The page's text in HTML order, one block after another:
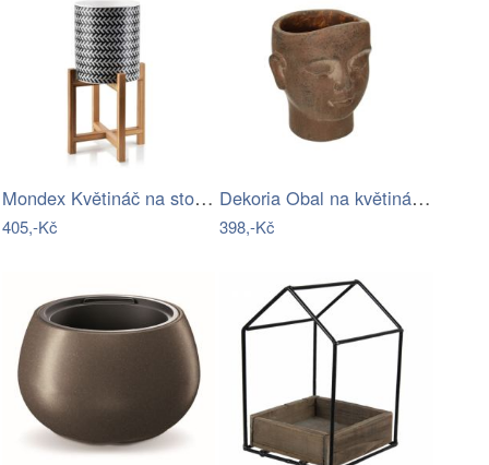
Mondex Květináč na stojanu Ava I černý…
405,-Kč
Dekoria Obal na květináč Vincent 8cm,…
398,-Kč